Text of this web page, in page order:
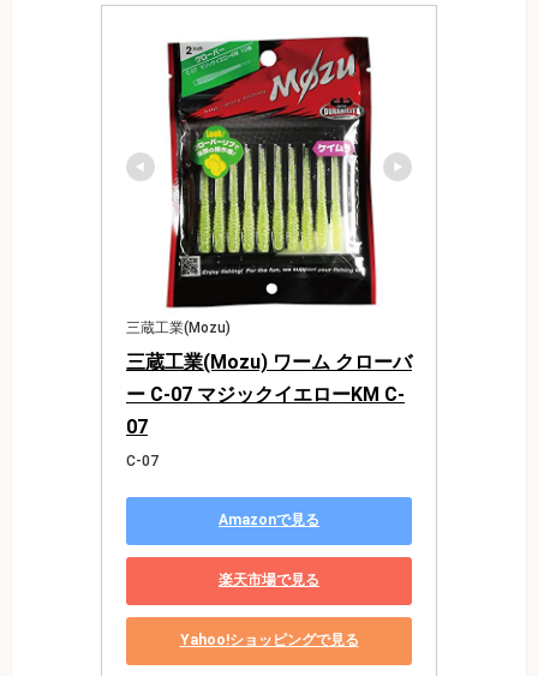
三蔵工業(Mozu)
三蔵工業(Mozu) ワーム クローバ
ー C-07 マジックイエローKM C-
07
C-07
Amazonで見る
楽天市場で見る
Yahoo!ショッピングで見る